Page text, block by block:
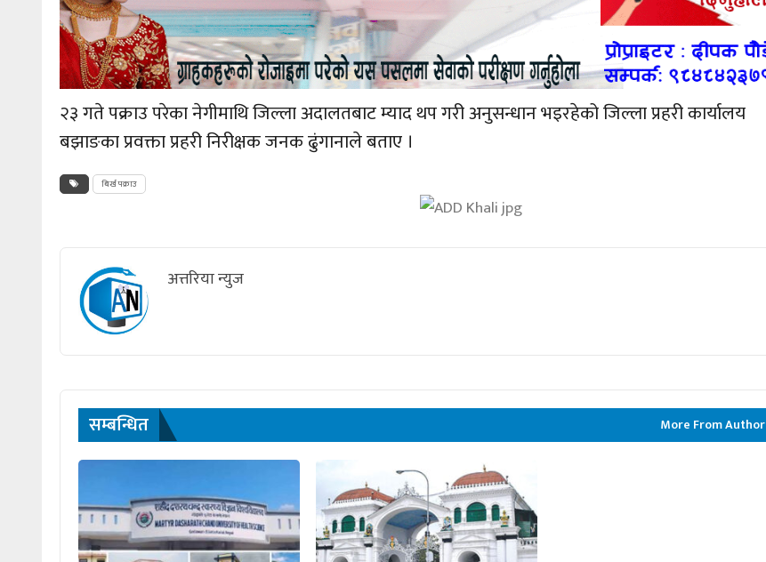
२३ गते पक्राउ परेका नेगीमाथि जिल्ला अदालतबाट म्याद थप गरी अनुसन्धान भइरहेको जिल्ला प्रहरी कार्यालय
बझाङका प्रवक्ता प्रहरी निरीक्षक जनक ढुंगानाले बताए ।
बिर्ख पक्राउ
अत्तरिया न्युज
सम्बन्धित More From Author